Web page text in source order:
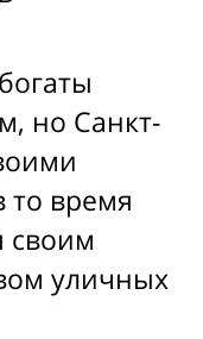
но Санкт-
то время
своим
уличных